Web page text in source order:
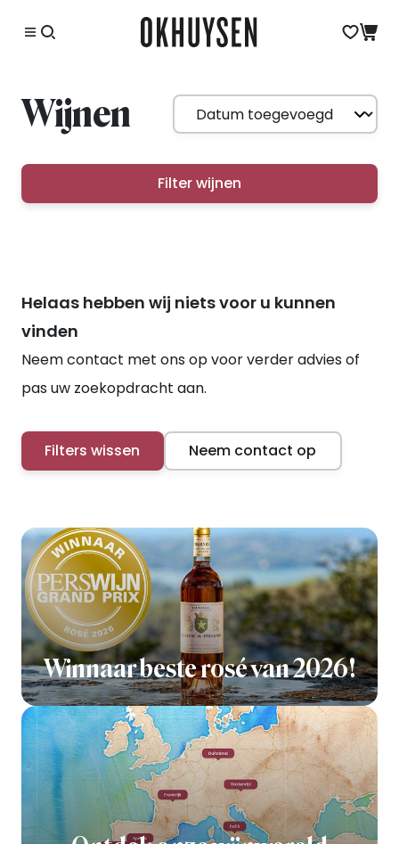
Wijnen
Filter wijnen
Helaas hebben wij niets voor u kunnen
vinden
Neem contact met ons op voor verder advies of
pas uw zoekopdracht aan.
Filters wissen Neem contact op
Winnaar beste rosé van 2026!